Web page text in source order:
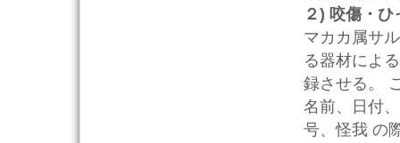
２) 咬傷・
マカカ属サ
る器材によ
録させる。
名前、日付
号、怪我 の